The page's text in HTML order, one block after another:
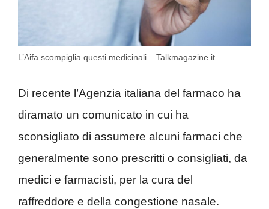
L’Aifa scompiglia questi medicinali – Talkmagazine.it
Di recente l’Agenzia italiana del farmaco ha
diramato un comunicato in cui ha
sconsigliato di assumere alcuni farmaci che
generalmente sono prescritti o consigliati, da
medici e farmacisti, per la cura del
raffreddore e della congestione nasale.